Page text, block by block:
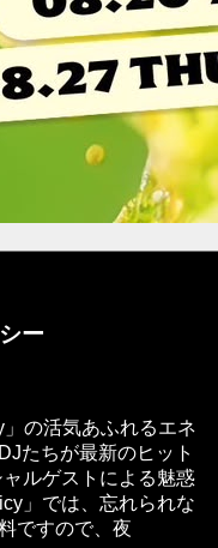
ー
の活気あふれるエネ
たちが最新のヒット
ルゲストによる魅惑
」では、忘れられな
ですので、夜